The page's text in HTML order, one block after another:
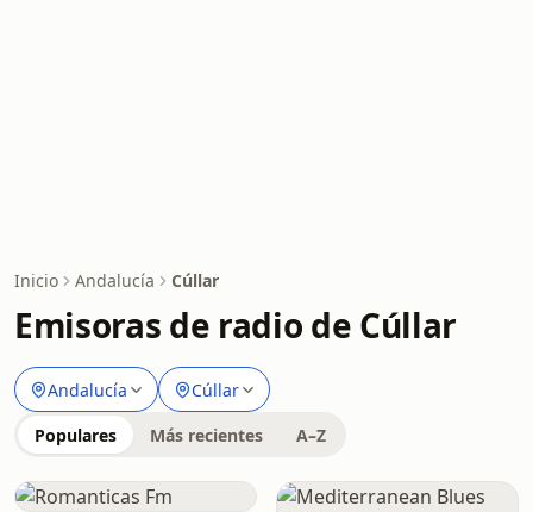
Inicio Andalucía Cúllar
Emisoras de radio de Cúllar
Andalucía Cúllar
Populares Más recientes A–Z